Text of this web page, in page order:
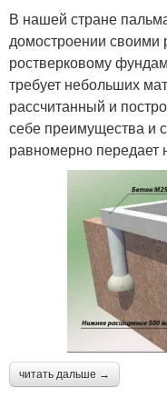
В нашей стране
домостроении своими
ростверковому
требует небольших
рассчитанный и
себе преимущества и
равномерно передает
читать дальше →